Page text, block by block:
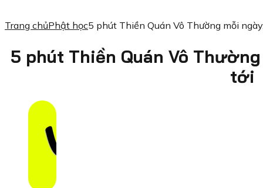
Trang chủPhật học5 phút Thiền Quán Vô Thường mỗi
5 phút Thiền Quán Vô
tới